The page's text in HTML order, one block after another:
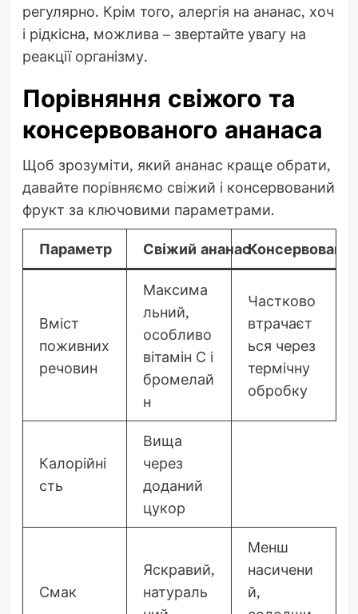
регулярно. Крім того, алергія на ананас, хоч
і рідкісна, можлива – звертайте увагу на
реакції організму.
Порівняння свіжого та
консервованого ананаса
Щоб зрозуміти, який ананас краще обрати,
давайте порівняємо свіжий і консервований
фрукт за ключовими параметрами.
Параметр Свіжий ананас
Вміст
поживних
речовин
Максима
льний,
особливо
вітамін С і
бромелай
н
Частково
втрачаєт
ься через
термічну
обробку
Калорійні
сть
Вища
через
доданий
цукор
Смак
Яскравий,
натураль
Менш
насичени
й,